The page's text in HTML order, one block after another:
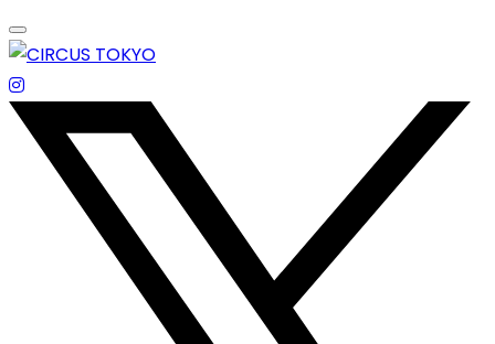
Skip
to
content
エンターテイメントスペース